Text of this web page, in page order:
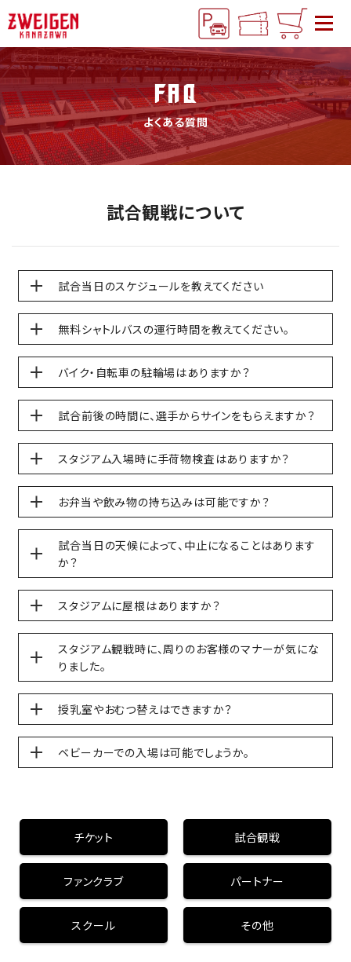
FAQ
よくある質問
試合観戦について
試合当日のスケジュールを教えてください
無料シャトルバスの運行時間を教えてください。
バイク・自転車の駐輪場はありますか？
試合前後の時間に、選手からサインをもらえますか？
スタジアム入場時に手荷物検査はありますか？
お弁当や飲み物の持ち込みは可能ですか？
試合当日の天候によって、中止になることはあります
か？
スタジアムに屋根はありますか？
スタジアム観戦時に、周りのお客様のマナーが気にな
りました。
授乳室やおむつ替えはできますか？
ベビーカーでの入場は可能でしょうか。
チケット 試合観戦
ファンクラブ パートナー
スクール その他